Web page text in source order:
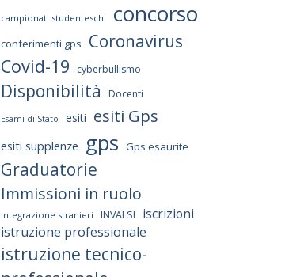
campionati studenteschi concorso
conferimenti gps Coronavirus
Covid-19 cyberbullismo
Disponibilità Docenti
Esami di Stato esiti esiti Gps
esiti supplenze gps Gps esaurite
Graduatorie
Immissioni in ruolo
Integrazione stranieri INVALSI
iscrizioni
istruzione professionale
istruzione tecnico-